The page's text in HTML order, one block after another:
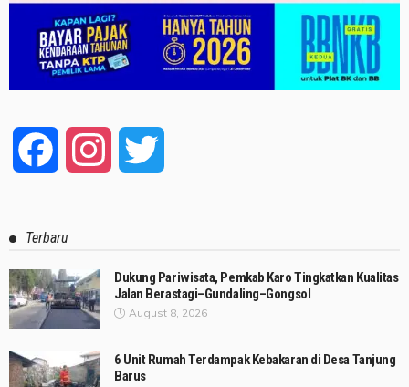
Facebook Instagram
Terbaru
Dukung Pariwisata, Pemkab Karo Tingkatkan Kualitas
Jalan Berastagi–Gundaling–Gongsol
August 8, 2026
6 Unit Rumah Terdampak Kebakaran di Desa Tanjung
Barus